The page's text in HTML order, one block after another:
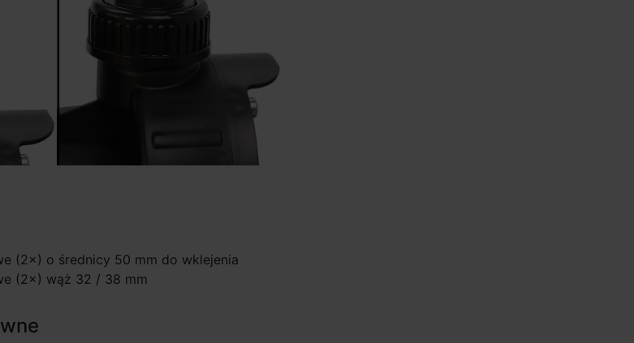
(2×) o średnicy 50 mm do wklejenia
(2×) wąż 32 / 38 mm